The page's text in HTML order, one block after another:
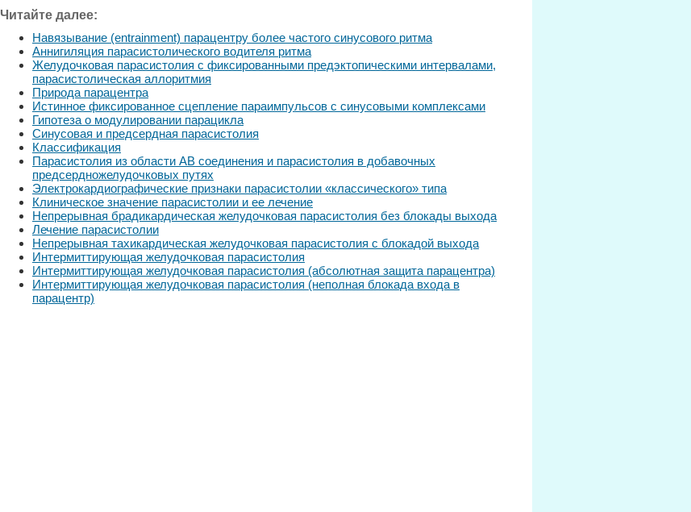
Читайте далее:
Навязывание (entrainment) парацентру более частого синусового ритма
Аннигиляция парасистолического водителя ритма
Желудочковая парасистолия с фиксированными предэктопическими интервалами,
парасистолическая аллоритмия
Природа парацентра
Истинное фиксированное сцепление параимпульсов с синусовыми комплексами
Гипотеза о модулировании парацикла
Синусовая и предсердная парасистолия
Классификация
Парасистолия из области АВ соединения и парасистолия в добавочных
предсердножелудочковых путях
Электрокардиографические признаки парасистолии «классического» типа
Клиническое значение парасистолии и ее лечение
Непрерывная брадикардическая желудочковая парасистолия без блокады выхода
Лечение парасистолии
Непрерывная тахикардическая желудочковая парасистолия с блокадой выхода
Интермиттирующая желудочковая парасистолия
Интермиттирующая желудочковая парасистолия (абсолютная защита парацентра)
Интермиттирующая желудочковая парасистолия (неполная блокада входа в
парацентр)